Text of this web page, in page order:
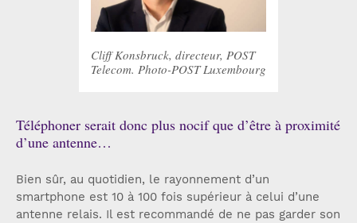
Cliff Konsbruck, directeur, POST
Telecom. Photo-POST Luxembourg
Téléphoner serait donc plus nocif que d’être à proximité
d’une antenne…
Bien sûr, au quotidien, le rayonnement d’un
smartphone est 10 à 100 fois supérieur à celui d’une
antenne relais. Il est recommandé de ne pas garder son